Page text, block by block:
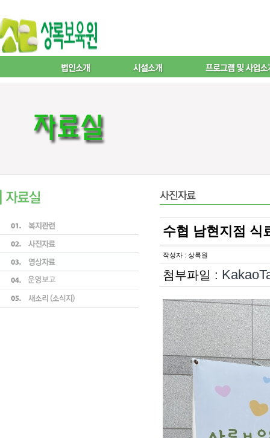
수협 남현지점 식
작성자 : 상록원
첨부파일 :